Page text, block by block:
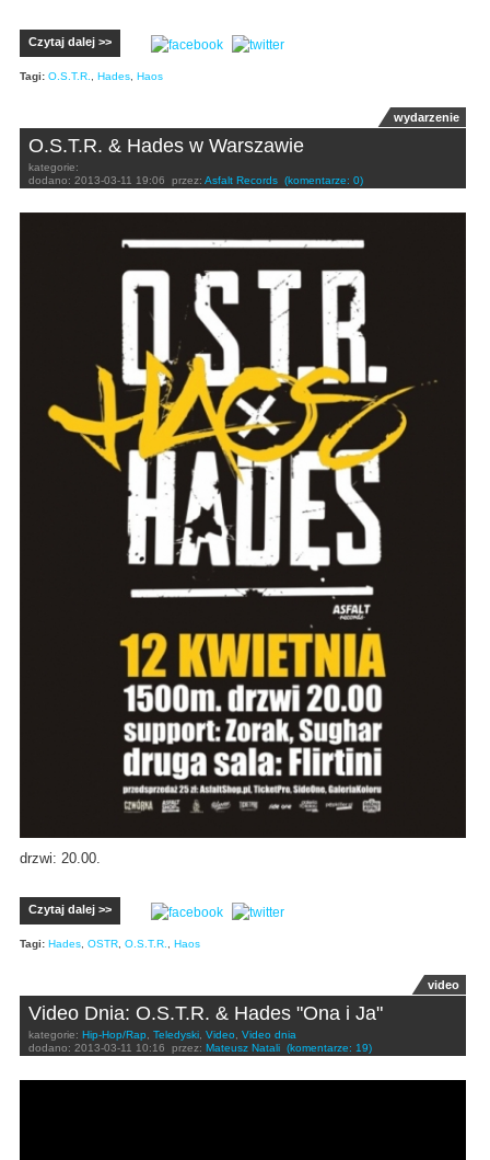
Czytaj dalej >>
Tagi: O.S.T.R. Hades Haos
wydarzenie
O.S.T.R. & Hades w Warszawie
kategorie:
dodano: 2013-03-11 19:06 przez: Asfalt Records (komentarze: 0)
drzwi: 20.00.
Czytaj dalej >>
Tagi: Hades OSTR O.S.T.R. Haos
video
Video Dnia: O.S.T.R. & Hades "Ona i Ja"
kategorie: Hip-Hop/Rap Teledyski Video
Video dnia
dodano: 2013-03-11 10:16 przez: Mateusz Natali (komentarze: 19)